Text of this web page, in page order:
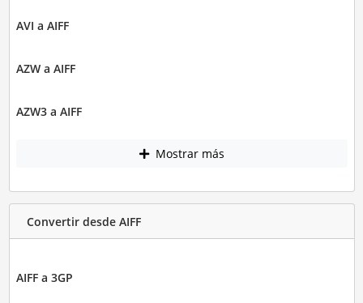
AVI a AIFF
AZW a AIFF
AZW3 a AIFF
Mostrar más
Convertir desde AIFF
AIFF a 3GP